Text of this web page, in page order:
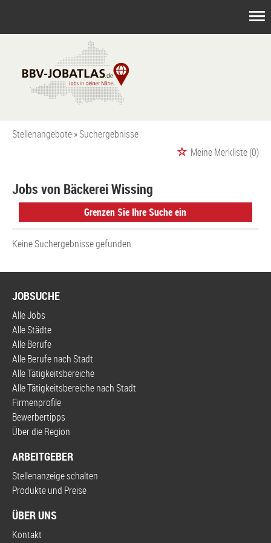
Stellenangebote Suchergebnisse
Meine Merkliste(0)
Jobs von Bäckerei Wissing
Grenzen Sie Ihre Suche ein
Keine Suchergebnisse gefunden.
JOBSUCHE
Alle Jobs
Alle Städte
Alle Berufe
Alle Berufe nach Stadt
Alle Tätigkeitsbereiche
Alle Tätigkeitsbereiche nach Stadt
Firmenprofile
Bewerbertipps
Über die Region
ARBEITGEBER
Stellenanzeige schalten
Produkte und Preise
ÜBER UNS
Kontakt